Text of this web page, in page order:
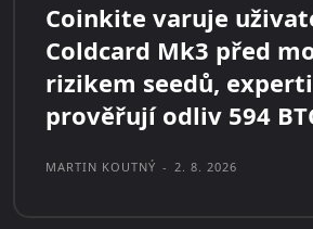
Coinkite varuje
Coldcard Mk3 před
rizikem seedů, experti
prověřují odliv 594
MARTIN KOUTNÝ - 2. 8. 2026